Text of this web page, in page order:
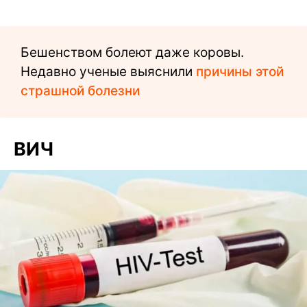
Бешенством болеют даже коровы.
Недавно ученые выяснили причины этой
страшной болезни
ВИЧ